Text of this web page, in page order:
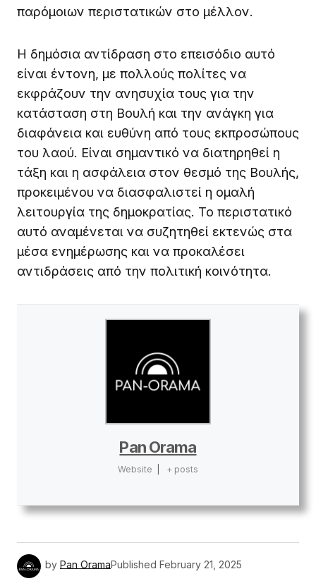
παρόμοιων περιστατικών στο μέλλον.
Η δημόσια αντίδραση στο επεισόδιο αυτό
είναι έντονη, με πολλούς πολίτες να
εκφράζουν την ανησυχία τους για την
κατάσταση στη Βουλή και την ανάγκη για
διαφάνεια και ευθύνη από τους εκπροσώπους
του λαού. Είναι σημαντικό να διατηρηθεί η
τάξη και η ασφάλεια στον θεσμό της Βουλής,
προκειμένου να διασφαλιστεί η ομαλή
λειτουργία της δημοκρατίας. Το περιστατικό
αυτό αναμένεται να συζητηθεί εκτενώς στα
μέσα ενημέρωσης και να προκαλέσει
αντιδράσεις από την πολιτική κοινότητα.
Pan Orama
Website + posts
by Pan OramaPublished February 21, 2025